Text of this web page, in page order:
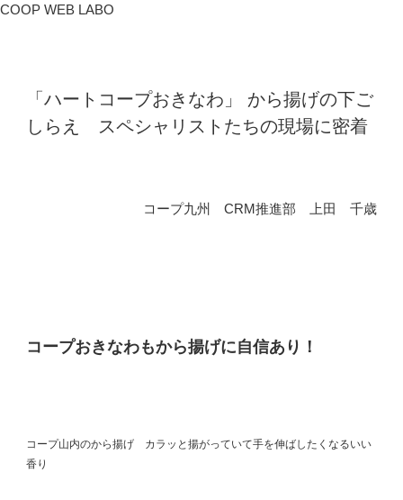
COOP WEB LABO
「ハートコープおきなわ」 から揚げの下ご
しらえ スペシャリストたちの現場に密着
コープ九州 CRM推進部 上田 千歳
コープおきなわもから揚げに自信あり！
コープ山内のから揚げ カラッと揚がっていて手を伸ばしたくなるいい
香り